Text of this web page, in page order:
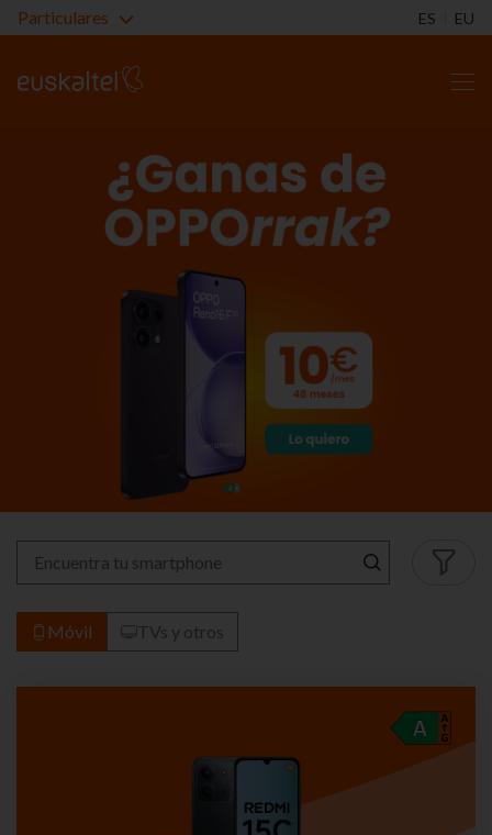
Particulares ES EU
Móvil TVs y otros